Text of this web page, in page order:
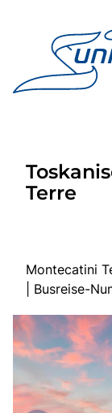
Highlights
Service
Flugreisen
Terre
Montecatini
| Busreise-